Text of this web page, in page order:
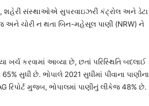
શહેરી સંસ્થાઓએ સુપરવાઇઝરી કંટ્રોલ અને ડેટા
ચોરી ન થતા બિન-મહેસૂલ પાણી (NRW) ને
ખર્ચ કરવામાં આવ્યા છે, છતાં પરિસ્થિતિ બદલાઈ
સુધી છે. ભોપાલે 2021 સુધીમાં પીવાના પાણીના
રિપોર્ટ મુજબ, ભોપાલમાં પાણીનું લીકેજ 48% છે.